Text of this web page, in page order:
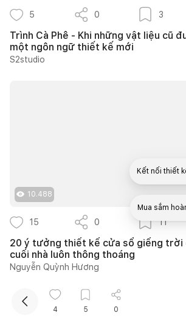
5 0 3
Trình Cà Phê - Khi những vật liệu cũ
một ngôn ngữ thiết kế mới
S2studio
10.488
15 0 11
20 ý tưởng thiết kế cửa sổ giếng trời
cuối nhà luôn thông thoáng
Nguyễn Quỳnh Hương
4 5 0
Kết nối thiết
Mua sắm